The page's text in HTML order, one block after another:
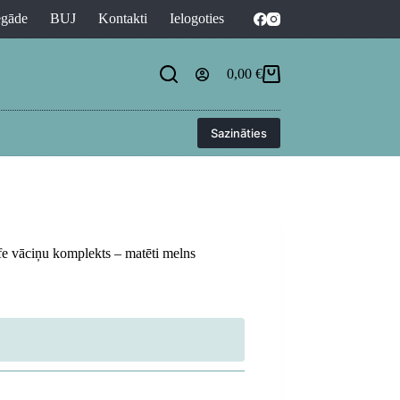
BUJ Kontakti Ielogoties
Shopping
0,00 €
Sazināties
vāciņu komplekts – matēti melns